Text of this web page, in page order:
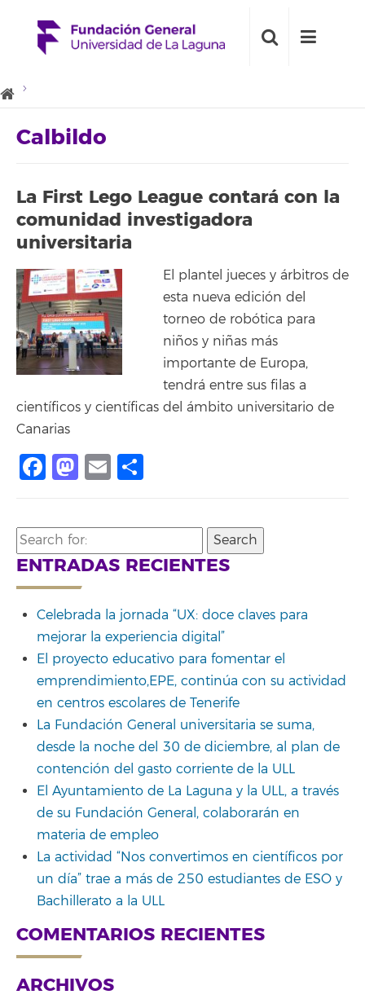
Calbildo
La First Lego League contará con la
comunidad investigadora
universitaria
El plantel jueces y árbitros de
esta nueva edición del
torneo de robótica para
niños y niñas más
importante de Europa,
tendrá entre sus filas a
científicos y científicas del ámbito universitario de
Canarias
Facebook
Mastodon
Email
Search
for:
ENTRADAS RECIENTES
Celebrada la jornada “UX: doce claves para
mejorar la experiencia digital”
El proyecto educativo para fomentar el
emprendimiento,EPE, continúa con su actividad
en centros escolares de Tenerife
La Fundación General universitaria se suma,
desde la noche del 30 de diciembre, al plan de
contención del gasto corriente de la ULL
El Ayuntamiento de La Laguna y la ULL, a través
de su Fundación General, colaborarán en
materia de empleo
La actividad “Nos convertimos en científicos por
un día” trae a más de 250 estudiantes de ESO y
Bachillerato a la ULL
COMENTARIOS RECIENTES
ARCHIVOS